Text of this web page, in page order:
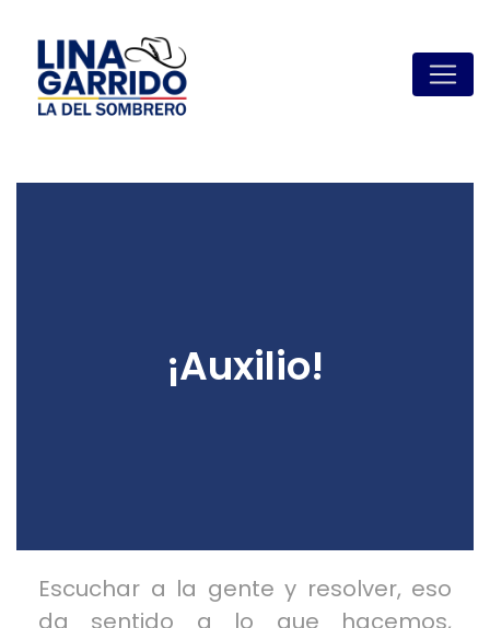
¡Auxilio!
Escuchar a la gente y resolver, eso
da sentido a lo que hacemos,